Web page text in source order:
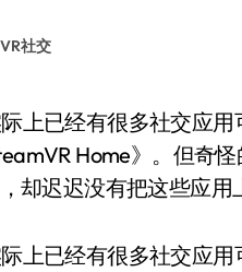
VR社交
Home》。但奇
迟迟没有把这些应用
上已经有很多社交应